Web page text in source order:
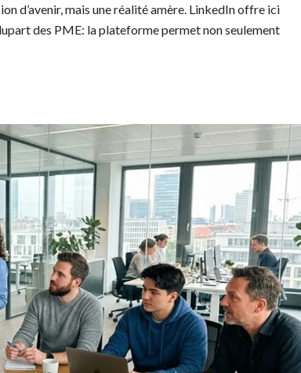
d’avenir, mais une réalité amère. LinkedIn offre ici
des PME: la plateforme permet non seulement